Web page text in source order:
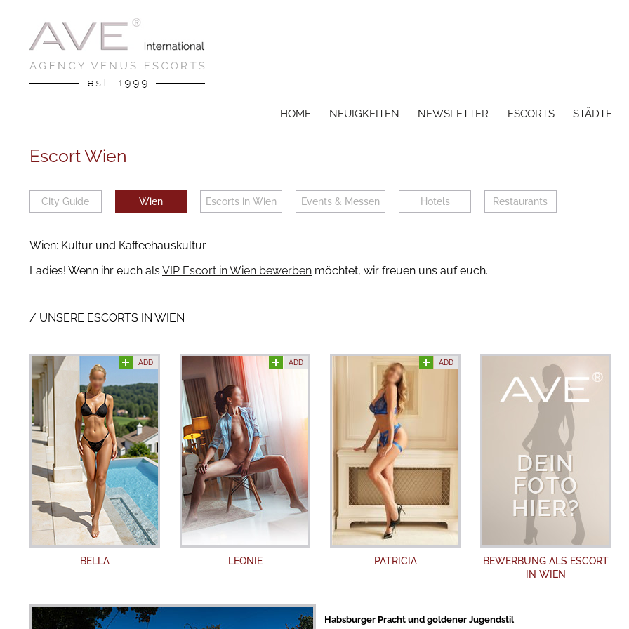
HOME NEUIGKEITEN NEWSLETTER ESCORTS STÄDTE
Escort Wien
City Guide Wien Escorts in Wien Events & Messen Hotels Restaurants
Wien: Kultur und Kaffeehauskultur
Ladies! Wenn ihr euch als VIP Escort in Wien bewerben möchtet, wir freuen uns auf euch.
UNSERE ESCORTS IN WIEN
BELLA
ADD
LEONIE
ADD
PATRICIA
ADD
BEWERBUNG ALS ESCORT
IN WIEN
Habsburger Pracht und goldener Jugendstil